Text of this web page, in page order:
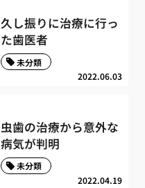
久し振りに治療に行っ
た歯医者
2022.06.03
未分類
虫歯の治療から意外な
病気が判明
2022.04.19
未分類